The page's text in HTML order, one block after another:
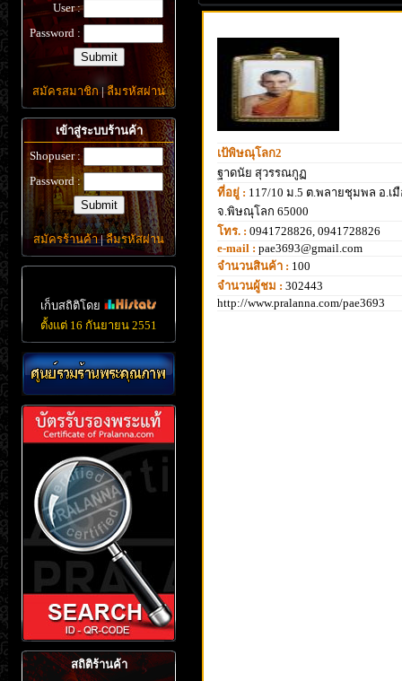
User :
Password :
สมัครสมาชิก|ลืมรหัสผ่าน
เข้าสู่ระบบร้านค้า
Shopuser :
Password :
สมัครร้านค้า|ลืมรหัสผ่าน
เก็บสถิติโดย
ตั้งแต่ 16 กันยายน 2551
สถิติร้านค้า
เป้พิษณุโลก2
ฐาดนัย สุวรรณกูฏ
ที่อยู่ : 117/10 ม.5 ต.พลายชุมพล อ.เมื
จ.พิษณุโลก 65000
โทร. : 0941728826, 0941728826
e-mail : pae3693@gmail.com
จำนวนสินค้า : 100
จำนวนผู้ชม : 302443
http://www.pralanna.com/pae3693